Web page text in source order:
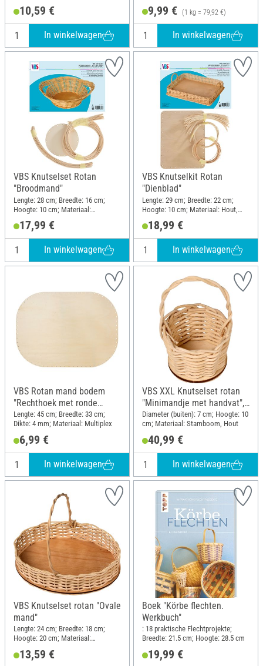
10,59 €
In winkelwagen
9,99 € (1 kg = 79,92 €)
In winkelwagen
VBS Knutselset Rotan
"Broodmand"
Lengte: 28 cm; Breedte: 16 cm;
Hoogte: 10 cm; Materiaal:
17,99 €
In winkelwagen
VBS Knutselkit Rotan
"Dienblad"
Lengte: 29 cm; Breedte: 22 cm;
Hoogte: 10 cm; Materiaal: Hout,
18,99 €
In winkelwagen
VBS Rotan mand bodem
"Rechthoek met ronde
hoeken", 4 mm, 45 x 33 cm
Lengte: 45 cm; Breedte: 33 cm;
Dikte: 4 mm; Materiaal: Multiplex
6,99 €
In winkelwagen
VBS XXL Knutselset rotan
"Minimandje met handvat",
10 stuks
Diameter (buiten): 7 cm; Hoogte: 10
cm; Materiaal: Stamboom, Hout
40,99 €
In winkelwagen
VBS Knutselset rotan "Ovale
mand"
Lengte: 24 cm; Breedte: 18 cm;
Hoogte: 20 cm; Materiaal:
13,59 €
Boek "Körbe flechten.
Werkbuch"
: 18 praktische Flechtprojekte;
Breedte: 21.5 cm; Hoogte: 28.5 cm
19,99 €